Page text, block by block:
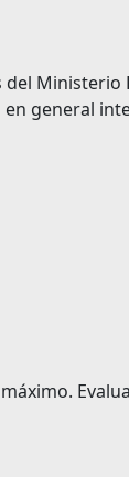
Ministerio
general